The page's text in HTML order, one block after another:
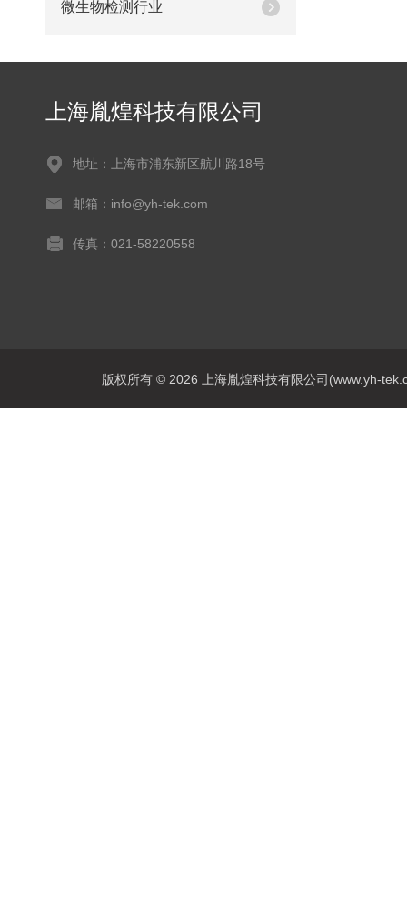
微生物检测行业
上海胤煌科技有限公司
地址：上海市浦东新区航川路18号
邮箱：info@yh-tek.com
传真：021-58220558
版权所有 © 2026 上海胤煌科技有限公司(www.yh-